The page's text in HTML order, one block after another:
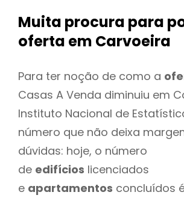
Muita procura para
oferta em Carvoeira
Para ter noção de como a
Casas A Venda diminuiu em
Instituto Nacional de
número que não deixa
dúvidas: hoje, o número
de edifícios licenciados
e apartamentos concluídos